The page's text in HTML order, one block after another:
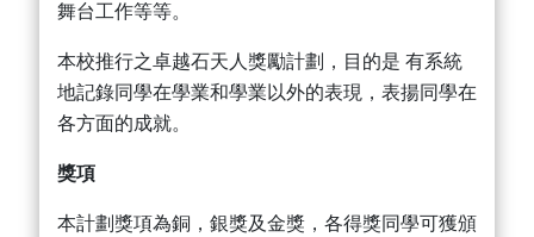
舞台工作等等。
本校推行之卓越石天人獎勵計劃，目的是 有系統
地記錄同學在學業和學業以外的表現，表揚同學在
各方面的成就。
獎項
本計劃獎項為銅，銀獎及金獎，各得獎同學可獲頒